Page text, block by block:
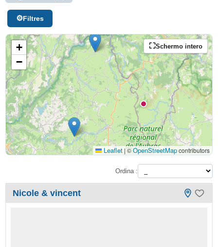
Filtres
Schermo intero
+
−
Leaflet |©OpenStreetMapcontributors
Ordina :
Nicole & vincent